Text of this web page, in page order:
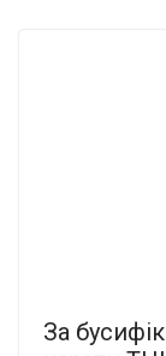
За